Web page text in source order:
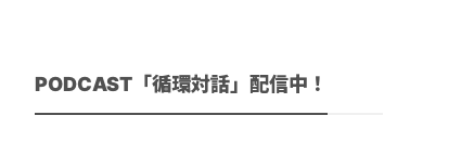
PODCAST「循環対話」配信中！